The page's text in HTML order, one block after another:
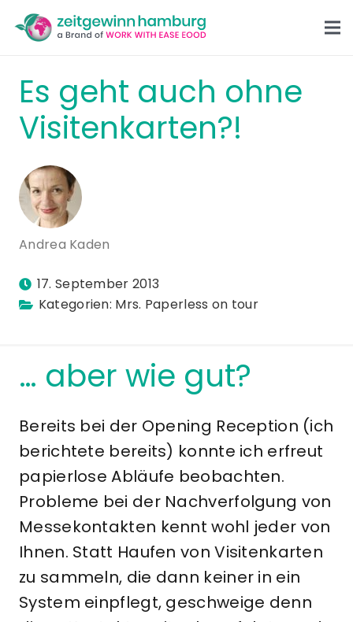
Es geht auch ohne
Visitenkarten?!
Andrea Kaden
17. September 2013
Kategorien: Mrs. Paperless on tour
… aber wie gut?
Bereits bei der Opening Reception (ich
berichtete bereits) konnte ich erfreut
papierlose Abläufe beobachten.
Probleme bei der Nachverfolgung von
Messekontakten kennt wohl jeder von
Ihnen. Statt Haufen von Visitenkarten
zu sammeln, die dann keiner in ein
System einpflegt, geschweige denn